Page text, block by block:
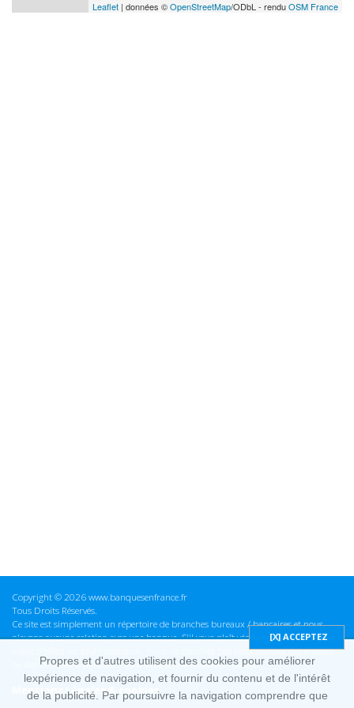
Leaflet | données ©OpenStreetMap/ODbL - renduOSM France
Copyright © 2026 www.banquesenfrance.fr
Tous Droits Réservés.
Ce site est simplement un répertoire de branches bureaux / bancaires et nous
n'avons aucune relation avec une banque. S'il vous plaît vérifier ces informations
avant d'effectuer toute opération, nous ne sommes pas responsables des erreurs
ou des omissions dans les informations que nous fournissons.
Mentions Légales & cookies
Propres et d'autres utilisent des cookies pour améliorer
lexpérience de navigation, et fournir du contenu et de l'intérêt
de la publicité. Par poursuivre la navigation comprendre que